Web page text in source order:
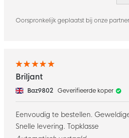
Oorspronkelijk geplaatst bij onze
Briljant
Baz9802 Geverifieerde koper
Eenvoudig te bestellen.
Snelle levering. Topklasse